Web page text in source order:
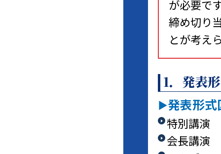
が必要で
締め切り
とが考え
1．発表
発表形
特別講演
会長講演